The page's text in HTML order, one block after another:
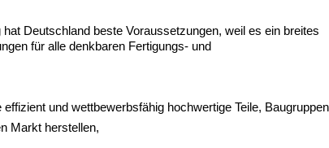
Deutschland beste Voraussetzungen, weil es ein breites
für alle denkbaren Fertigungs- und
und wettbewerbsfähig hochwertige Teile, Baugruppen
Markt herstellen,